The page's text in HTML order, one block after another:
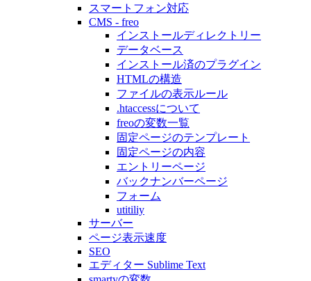
スマートフォン対応
CMS - freo
インストールディレクトリー
データベース
インストール済のプラグイン
HTMLの構造
ファイルの表示ルール
.htaccessについて
freoの変数一覧
固定ページのテンプレート
固定ページの内容
エントリーページ
バックナンバーページ
フォーム
utitiliy
サーバー
ページ表示速度
SEO
エディター Sublime Text